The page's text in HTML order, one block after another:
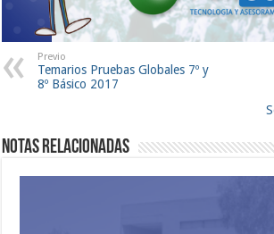
Previo
Temarios Pruebas Globales 7º y
8º Básico 2017
Notas Relacionadas